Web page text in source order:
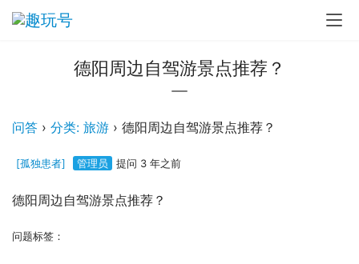
德阳周边自驾游景点推荐？
问答 › 分类: 旅游 › 德阳周边自驾游景点推荐？
[孤独患者] 管理员 提问 3 年之前
德阳周边自驾游景点推荐？
问题标签：